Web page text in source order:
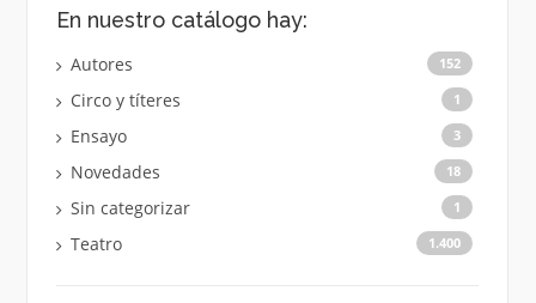
En nuestro catálogo hay:
Autores 152
Circo y títeres 1
Ensayo 3
Novedades 18
Sin categorizar 1
Teatro 1.400